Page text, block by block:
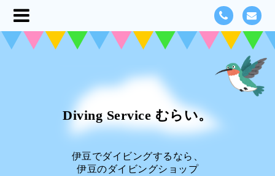
Diving Service むらい。
伊豆でダイビングするなら、
伊豆のダイビングショップ